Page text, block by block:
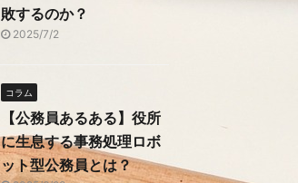
敗するのか？
2025/7/2
コラム
【公務員あるある】役所
に生息する事務処理ロボ
ット型公務員とは？